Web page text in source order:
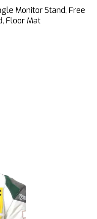
Monitor Stand, Free
Floor Mat